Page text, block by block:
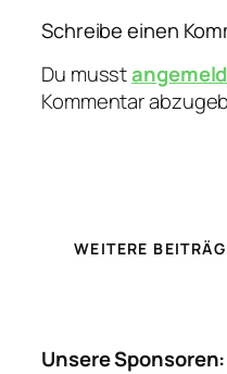
Schreibe einen
Du musst
Kommentar
WEITERE
Unsere Sponsoren: